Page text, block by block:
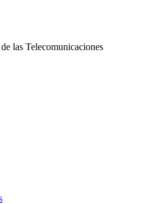
las Telecomunicaciones